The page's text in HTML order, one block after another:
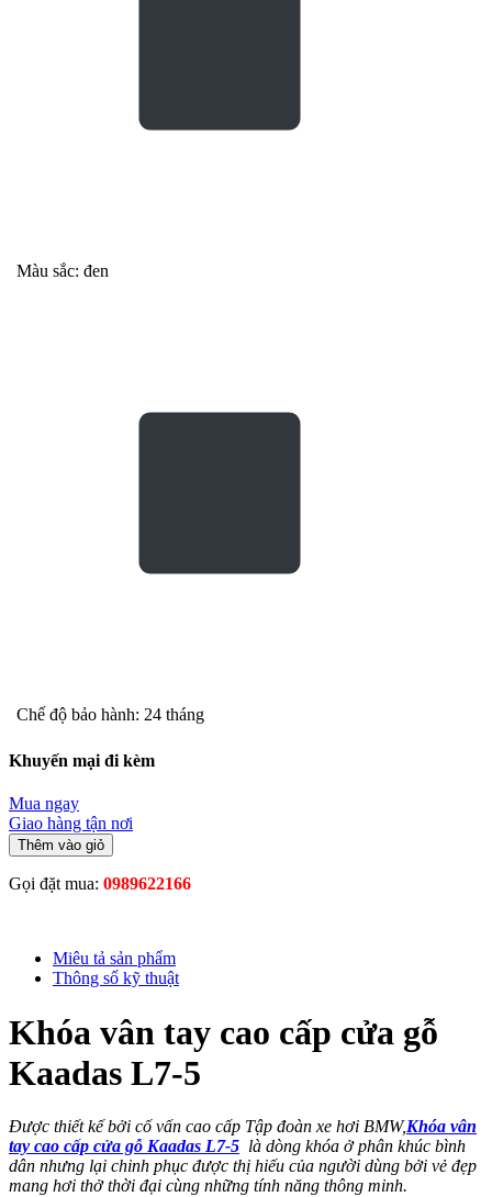
Màu sắc: đen
Chế độ bảo hành: 24 tháng
Khuyến mại đi kèm
Mua ngay
Giao hàng tận nơi
Thêm vào giỏ
Gọi đặt mua: 0989622166
Miêu tả sản phẩm
Thông số kỹ thuật
Khóa vân tay cao cấp cửa gỗ
Kaadas L7-5
Được thiết kế bởi cố vấn cao cấp Tập đoàn xe hơi BMW,Khóa vân
tay cao cấp cửa gỗ Kaadas L7-5 là dòng khóa ở phân khúc bình
dân nhưng lại chinh phục được thị hiếu của người dùng bởi vẻ đẹp
mang hơi thở thời đại cùng những tính năng thông minh.